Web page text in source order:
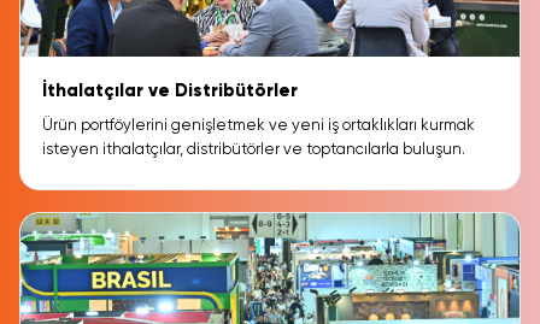
İthalatçılar ve Distribütörler
Ürün portföylerini genişletmek ve yeni iş ortaklıkları kurmak
isteyen ithalatçılar, distribütörler ve toptancılarla buluşun.